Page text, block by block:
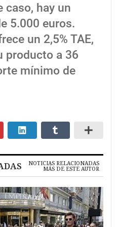
caso, hay un
5.000 euros.
un 2,5% TAE,
producto a 36
mínimo de
NOTICIAS RELACIONADAS
MÁS DE ESTE AUTOR